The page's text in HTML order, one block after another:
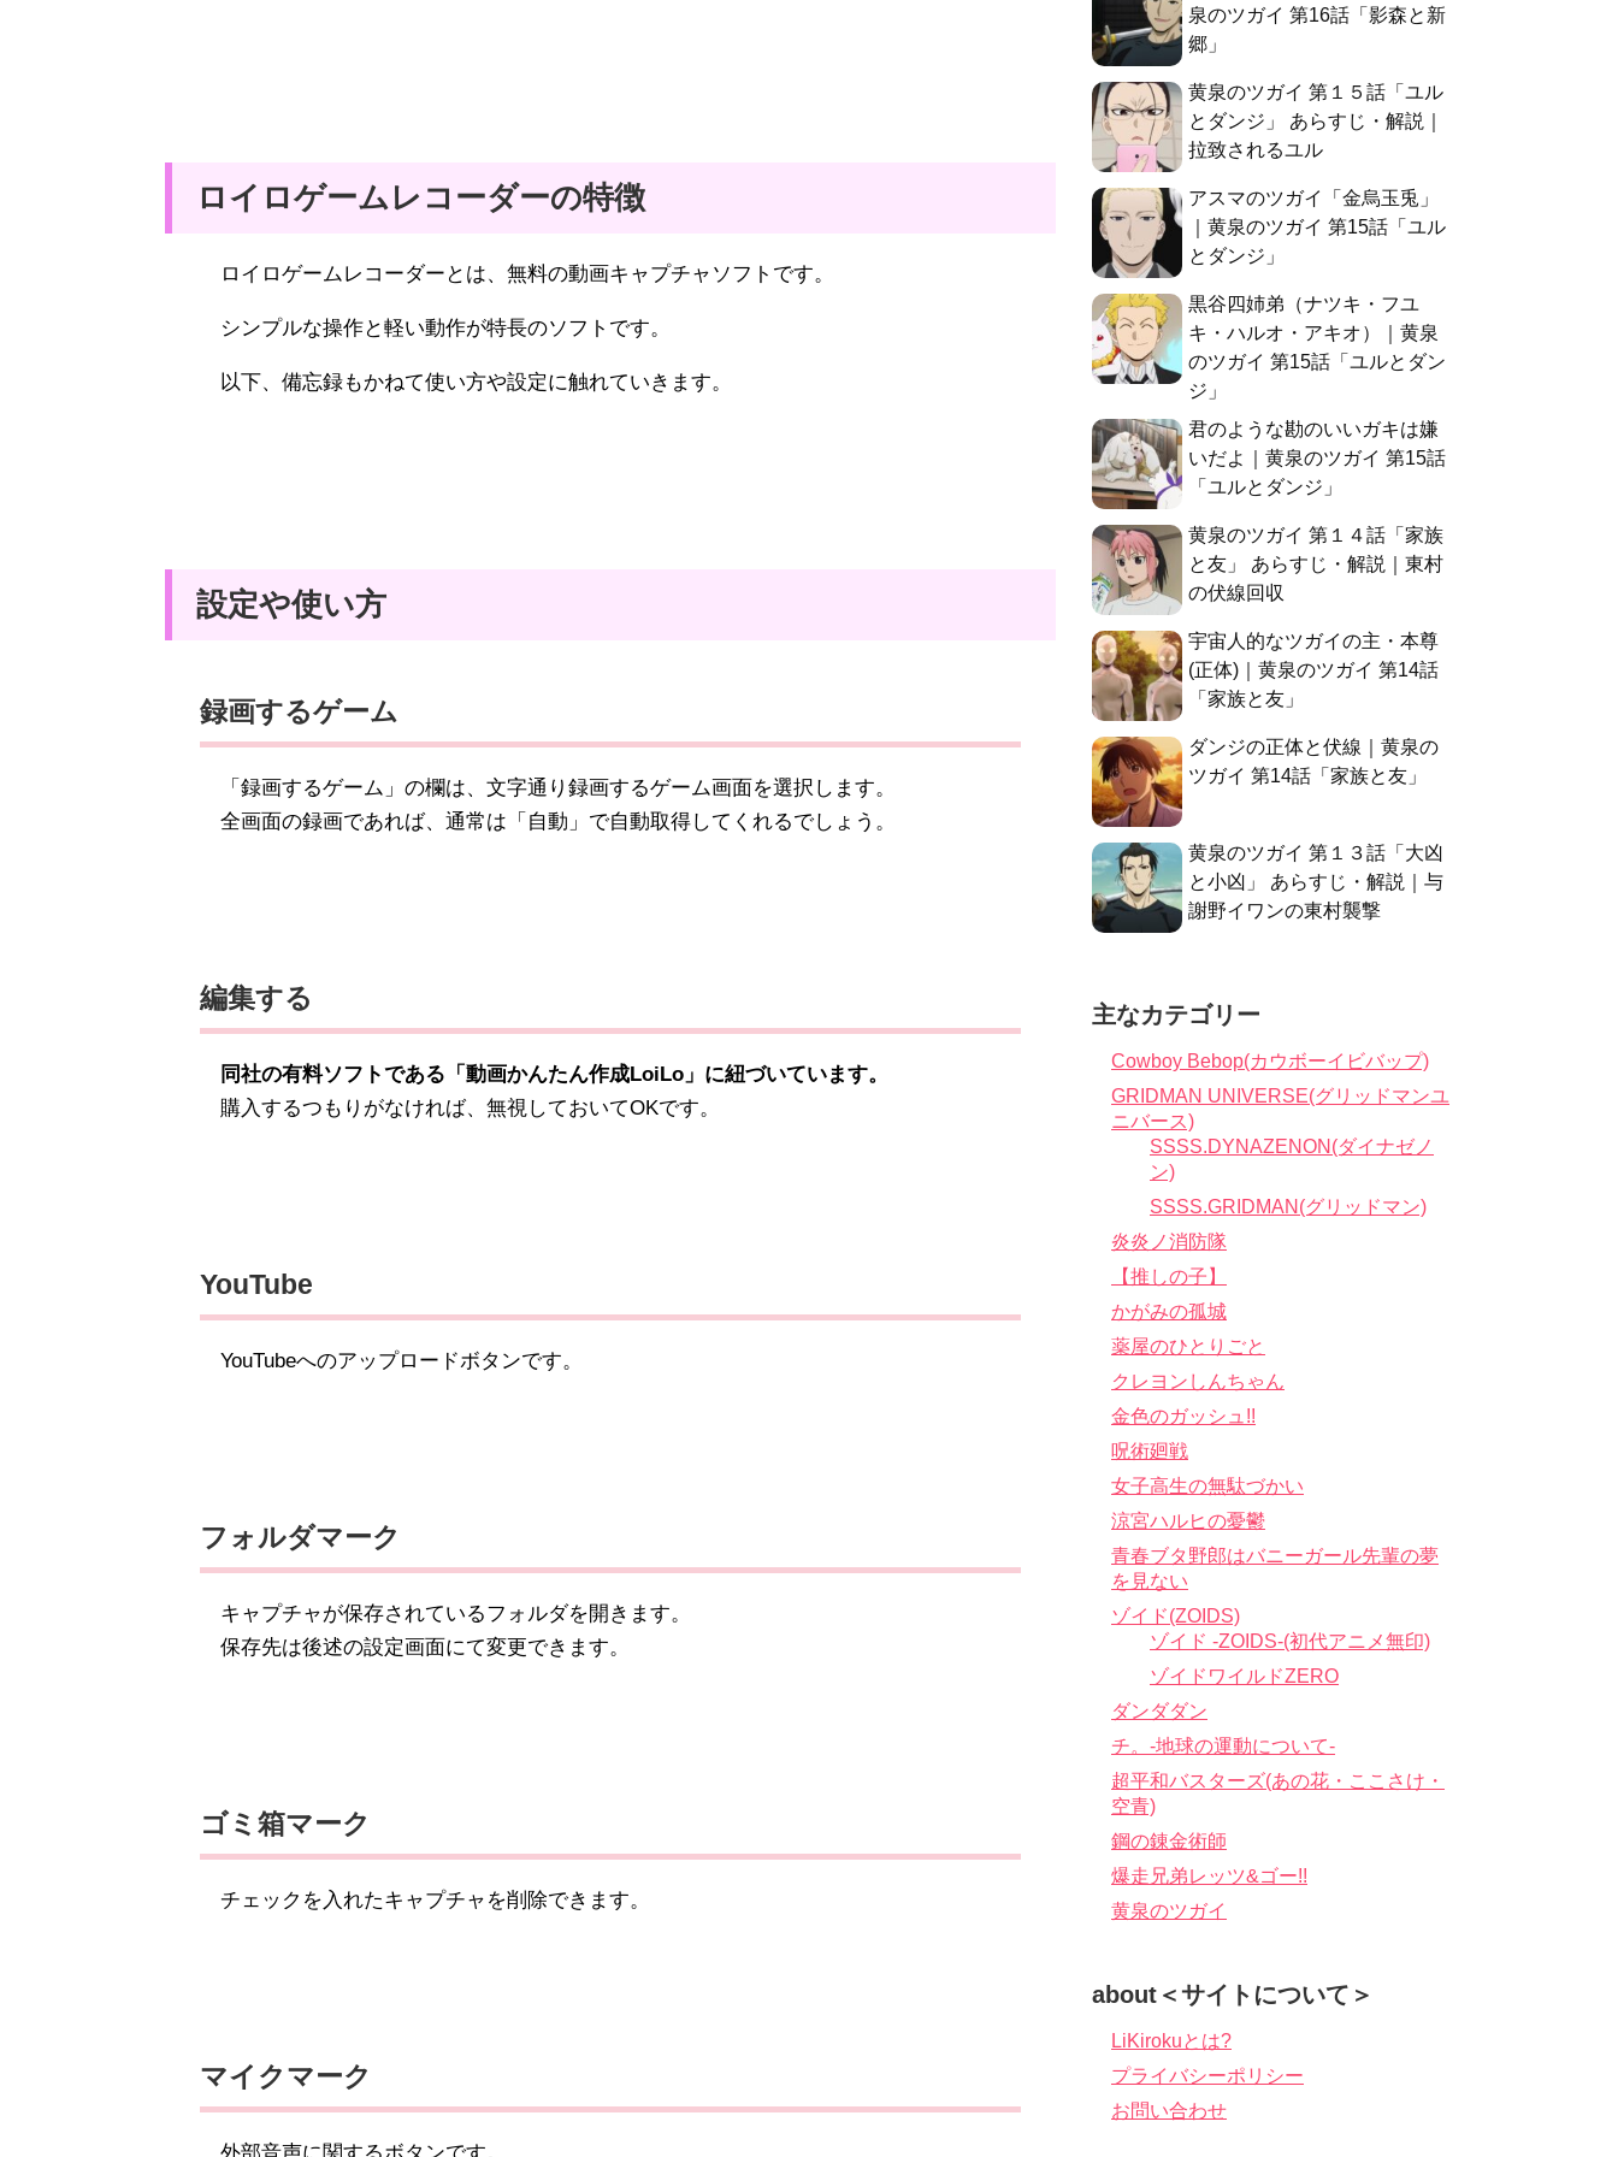
ロイロゲームレコーダーの特徴
ロイロゲームレコーダーとは、無料の動画キャプチャソフトです。
シンプルな操作と軽い動作が特長のソフトです。
以下、備忘録もかねて使い方や設定に触れていきます。
設定や使い方
録画するゲーム
「録画するゲーム」の欄は、文字通り録画するゲーム画面を選択します。
全画面の録画であれば、通常は「自動」で自動取得してくれるでしょう。
編集する
同社の有料ソフトである「動画かんたん作成LoiLo」に紐づいています。
購入するつもりがなければ、無視しておいてOKです。
YouTube
YouTubeへのアップロードボタンです。
フォルダマーク
キャプチャが保存されているフォルダを開きます。
保存先は後述の設定画面にて変更できます。
ゴミ箱マーク
チェックを入れたキャプチャを削除できます。
マイクマーク
泉のツガイ 第16話「影森と新
郷」
黄泉のツガイ 第１５話「ユル
とダンジ」 あらすじ・解説｜
拉致されるユル
アスマのツガイ「金烏玉兎」
｜黄泉のツガイ 第15話「ユル
とダンジ」
黒谷四姉弟（ナツキ・フユ
キ・ハルオ・アキオ）｜黄泉
のツガイ 第15話「ユルとダン
ジ」
君のような勘のいいガキは嫌
いだよ｜黄泉のツガイ 第15話
「ユルとダンジ」
黄泉のツガイ 第１４話「家族
と友」 あらすじ・解説｜東村
の伏線回収
宇宙人的なツガイの主・本尊
(正体)｜黄泉のツガイ 第14話
「家族と友」
ダンジの正体と伏線｜黄泉の
ツガイ 第14話「家族と友」
黄泉のツガイ 第１３話「大凶
と小凶」 あらすじ・解説｜与
謝野イワンの東村襲撃
主なカテゴリー
Cowboy Bebop(カウボーイビバップ)
GRIDMAN UNIVERSE(グリッドマンユ
ニバース)
SSSS.DYNAZENON(ダイナゼノ
ン)
SSSS.GRIDMAN(グリッドマン)
炎炎ノ消防隊
【推しの子】
かがみの孤城
薬屋のひとりごと
クレヨンしんちゃん
金色のガッシュ!!
呪術廻戦
女子高生の無駄づかい
涼宮ハルヒの憂鬱
青春ブタ野郎はバニーガール先輩の夢
を見ない
ゾイド(ZOIDS)
ゾイド -ZOIDS-(初代アニメ無印)
ゾイドワイルドZERO
ダンダダン
チ。-地球の運動について-
超平和バスターズ(あの花・ここさけ・
空青)
鋼の錬金術師
爆走兄弟レッツ&ゴー!!
黄泉のツガイ
about＜サイトについて＞
LiKirokuとは?
プライバシーポリシー
お問い合わせ